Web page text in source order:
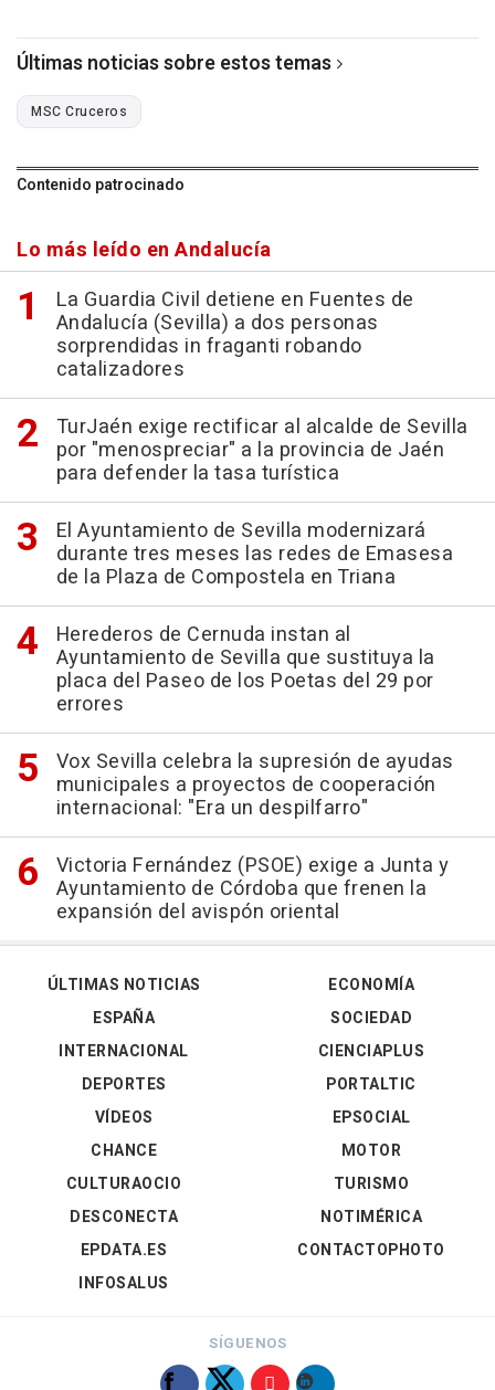
Últimas noticias sobre estos temas
MSC Cruceros
Contenido patrocinado
Lo más leído en Andalucía
La Guardia Civil detiene en Fuentes de
Andalucía (Sevilla) a dos personas
sorprendidas in fraganti robando
catalizadores
TurJaén exige rectificar al alcalde de Sevilla
por "menospreciar" a la provincia de Jaén
para defender la tasa turística
El Ayuntamiento de Sevilla modernizará
durante tres meses las redes de Emasesa
de la Plaza de Compostela en Triana
Herederos de Cernuda instan al
Ayuntamiento de Sevilla que sustituya la
placa del Paseo de los Poetas del 29 por
errores
Vox Sevilla celebra la supresión de ayudas
municipales a proyectos de cooperación
internacional: "Era un despilfarro"
Victoria Fernández (PSOE) exige a Junta y
Ayuntamiento de Córdoba que frenen la
expansión del avispón oriental
ÚLTIMAS NOTICIAS
ESPAÑA
INTERNACIONAL
DEPORTES
VÍDEOS
ECONOMÍA
SOCIEDAD
CIENCIAPLUS
PORTALTIC
EPSOCIAL
CHANCE
CULTURAOCIO
DESCONECTA
EPDATA.ES
INFOSALUS
MOTOR
TURISMO
NOTIMÉRICA
CONTACTOPHOTO
SÍGUENOS